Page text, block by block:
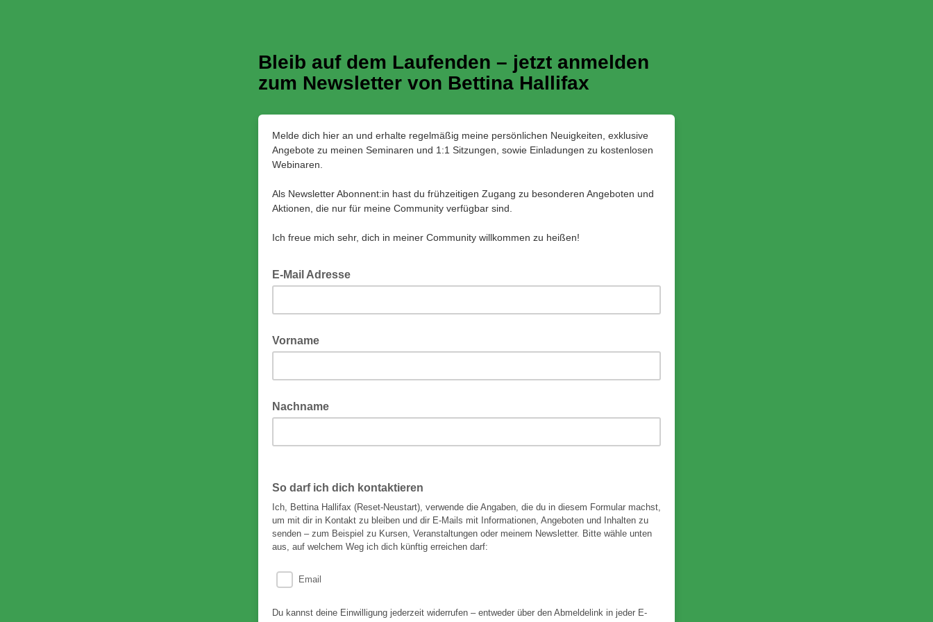
Bleib auf dem Laufenden – jetzt anmelden
zum Newsletter von Bettina Hallifax
Melde dich hier an und erhalte regelmäßig meine persönlichen Neuigkeiten, exklusive
Angebote zu meinen Seminaren und 1:1 Sitzungen, sowie Einladungen zu kostenlosen
Webinaren.
Als Newsletter Abonnent:in hast du frühzeitigen Zugang zu besonderen Angeboten und
Aktionen, die nur für meine Community verfügbar sind.
Ich freue mich sehr, dich in meiner Community willkommen zu heißen!
E-Mail Adresse
Vorname
Nachname
So darf ich dich kontaktieren
Ich, Bettina Hallifax (Reset-Neustart), verwende die Angaben, die du in diesem Formular machst,
um mit dir in Kontakt zu bleiben und dir E-Mails mit Informationen, Angeboten und Inhalten zu
senden – zum Beispiel zu Kursen, Veranstaltungen oder meinem Newsletter. Bitte wähle unten
aus, auf welchem Weg ich dich künftig erreichen darf:
Email
Du kannst deine Einwilligung jederzeit widerrufen – entweder über den Abmeldelink in jeder E-